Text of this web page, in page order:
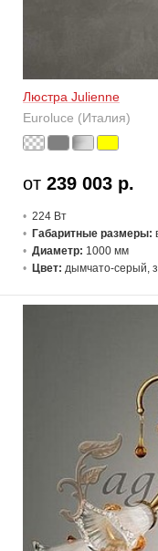
Люстра Julienne
Euroluce (Италия)
от 239 003 р.
224 Вт
Габаритные размеры:
Диаметр: 1000 мм
Цвет: дымчато-серый,